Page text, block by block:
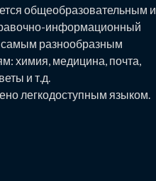
общеобразовательным и
информационный
разнообразным
химия, медицина, почта,
и т.д.
легкодоступным языком.